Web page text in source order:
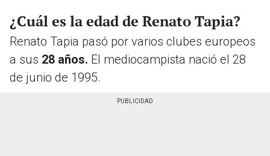
¿Cuál es la edad de Renato Tapia?
Renato Tapia pasó por varios clubes europeos
a sus 28 años. El mediocampista nació el 28
de junio de 1995.